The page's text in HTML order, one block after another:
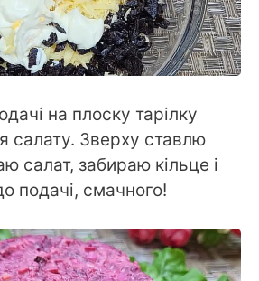
на плоску тарілку
салату. Зверху ставлю
салат, забираю кільце і
подачі, смачного!